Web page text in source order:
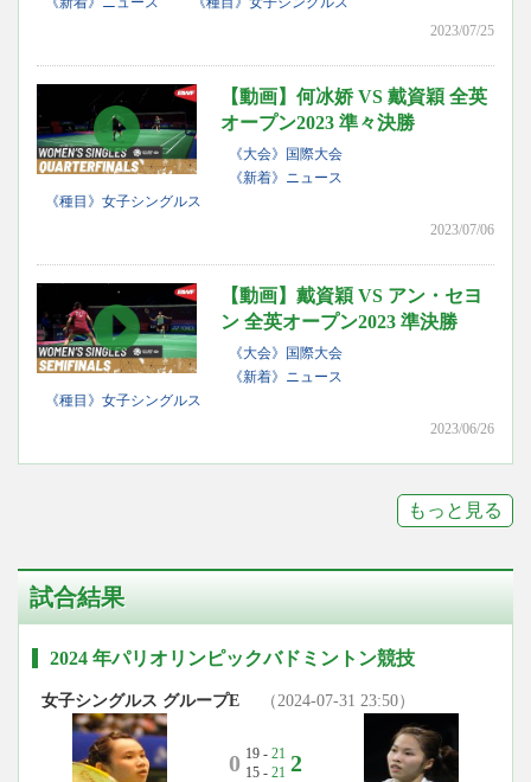
2023/07/25
【動画】何冰娇 VS 戴資穎 全英
オープン2023 準々決勝
《大会》国際大会
《新着》ニュース
《種目》女子シングルス
2023/07/06
【動画】戴資穎 VS アン・セヨ
ン 全英オープン2023 準決勝
《大会》国際大会
《新着》ニュース
《種目》女子シングルス
2023/06/26
もっと見る
試合結果
2024 年パリオリンピックバドミントン競技
女子シングルス グループE （2024-07-31 23:50）
0 19 - 21
15 - 21 2